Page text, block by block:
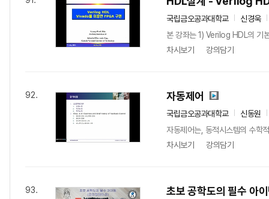
국립금오공과대학교
신경욱
본 강좌는 1) Verilog HDL의 기
차시보기
강의담기
92. 자동제어
국립금오공과대학교
신동원
자동제어는, 동적시스템의 수학
차시보기
강의담기
93. 초보 공학도의 필수 아